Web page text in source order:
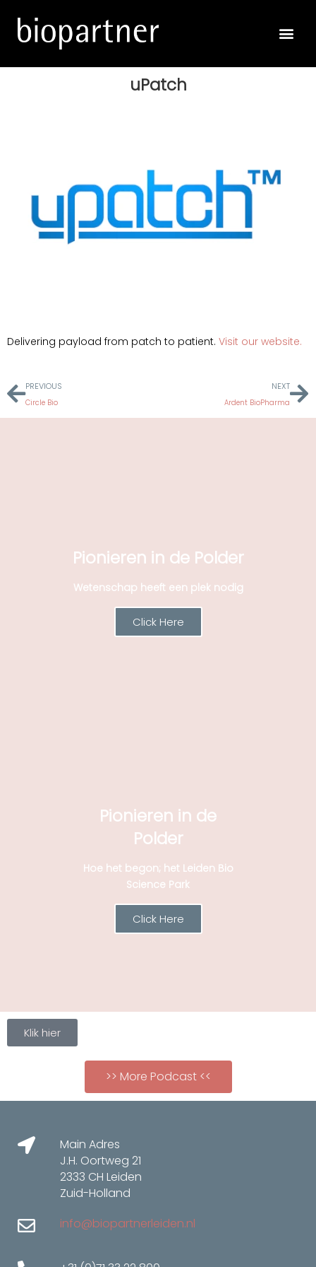
uPatch
Delivering payload from patch to patient. Visit our website.
PREVIOUS
Circle Bio
NEXT
Ardent BioPharma
Pionieren in de Polder
Wetenschap heeft een plek nodig
Click Here
Pionieren in de
Polder
Hoe het begon; het Leiden Bio
Science Park
Click Here
Klik hier
>> More Podcast <<
Main Adres
J.H. Oortweg 21
2333 CH Leiden
Zuid-Holland
info@biopartnerleiden.nl